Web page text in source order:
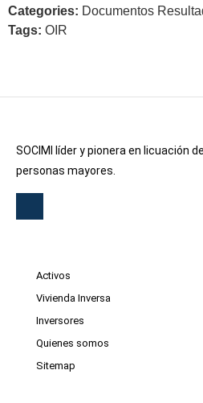
Categories: Documentos
Tags: OIR
SOCIMI líder y pionera en licuación
personas mayores.
Activos
Vivienda Inversa
Inversores
Quienes somos
Sitemap